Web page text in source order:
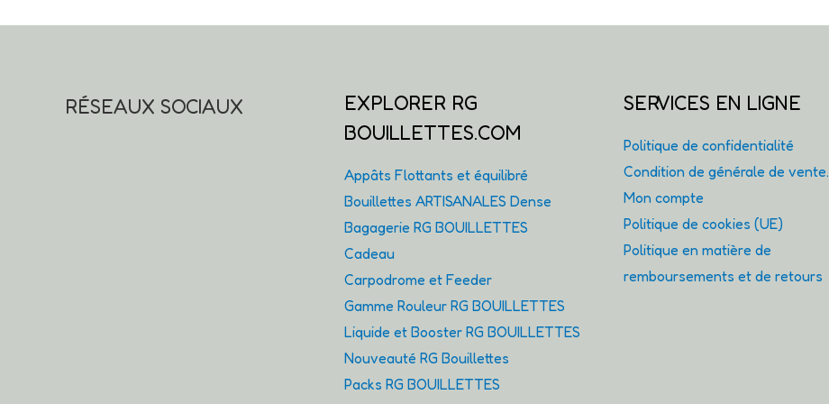
RÉSEAUX SOCIAUX
EXPLORER RG
BOUILLETTES.COM
Appâts Flottants et équilibré
Bouillettes ARTISANALES Dense
Bagagerie RG BOUILLETTES
Cadeau
Carpodrome et Feeder
Gamme Rouleur RG BOUILLETTES
Liquide et Booster RG BOUILLETTES
Nouveauté RG Bouillettes
Packs RG BOUILLETTES
SERVICES EN LIGNE
Politique de confidentialité
Condition de générale de vente.
Mon compte
Politique de cookies (UE)
Politique en matière de
remboursements et de retours